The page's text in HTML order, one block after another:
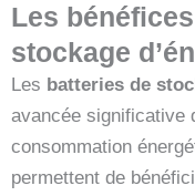
Les
stockage
Les batteries de
avancée significative
consommation
permettent de